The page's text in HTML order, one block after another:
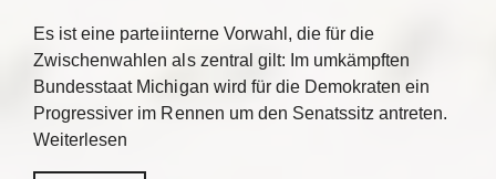
Es ist eine parteiinterne Vorwahl, die für die
Zwischenwahlen als zentral gilt: Im umkämpften
Bundesstaat Michigan wird für die Demokraten ein
Progressiver im Rennen um den Senatssitz antreten.
Weiterlesen